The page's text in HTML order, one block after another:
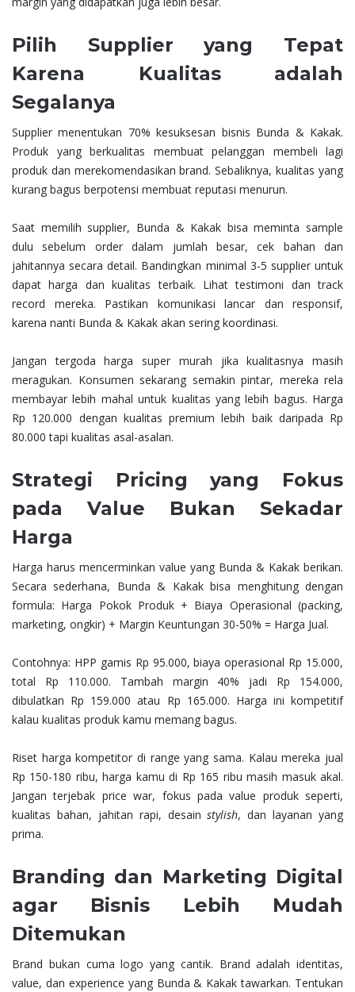
Pilih Supplier yang Tepat
Karena Kualitas adalah
Segalanya
Supplier menentukan 70% kesuksesan bisnis Bunda & Kakak.
Produk yang berkualitas membuat pelanggan membeli lagi
produk dan merekomendasikan brand. Sebaliknya, kualitas yang
kurang bagus berpotensi membuat reputasi menurun.
Saat memilih supplier, Bunda & Kakak bisa meminta sample
dulu sebelum order dalam jumlah besar, cek bahan dan
jahitannya secara detail. Bandingkan minimal 3-5 supplier untuk
dapat harga dan kualitas terbaik. Lihat testimoni dan track
record mereka. Pastikan komunikasi lancar dan responsif,
karena nanti Bunda & Kakak akan sering koordinasi.
Jangan tergoda harga super murah jika kualitasnya masih
meragukan. Konsumen sekarang semakin pintar, mereka rela
membayar lebih mahal untuk kualitas yang lebih bagus. Harga
Rp 120.000 dengan kualitas premium lebih baik daripada Rp
80.000 tapi kualitas asal-asalan.
Strategi Pricing yang Fokus
pada Value Bukan Sekadar
Harga
Harga harus mencerminkan value yang Bunda & Kakak berikan.
Secara sederhana, Bunda & Kakak bisa menghitung dengan
formula: Harga Pokok Produk + Biaya Operasional (packing,
marketing, ongkir) + Margin Keuntungan 30-50% = Harga Jual.
Contohnya: HPP gamis Rp 95.000, biaya operasional Rp 15.000,
total Rp 110.000. Tambah margin 40% jadi Rp 154.000,
dibulatkan Rp 159.000 atau Rp 165.000. Harga ini kompetitif
kalau kualitas produk kamu memang bagus.
Riset harga kompetitor di range yang sama. Kalau mereka jual
Rp 150-180 ribu, harga kamu di Rp 165 ribu masih masuk akal.
Jangan terjebak price war, fokus pada value produk seperti,
kualitas bahan, jahitan rapi, desainstylish, dan layanan yang
prima.
Branding dan Marketing Digital
agar Bisnis Lebih Mudah
Ditemukan
Brand bukan cuma logo yang cantik. Brand adalah identitas,
value, dan experience yang Bunda & Kakak tawarkan. Tentukan